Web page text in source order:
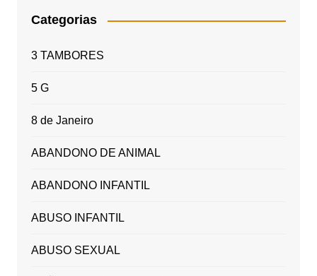
Categorias
3 TAMBORES
5 G
8 de Janeiro
ABANDONO DE ANIMAL
ABANDONO INFANTIL
ABUSO INFANTIL
ABUSO SEXUAL